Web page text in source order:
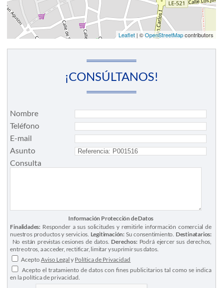
Leaflet| ©OpenStreetMapcontributors
¡CONSÚLTANOS!
Nombre
Teléfono
E-mail
Asunto
Consulta
Información Protección de Datos
Finalidades: Responder a sus solicitudes y remitirle información comercial de
nuestros productos y servicios. Legitimación: Su consentimiento. Destinatarios:
No están previstas cesiones de datos. Derechos:Podrá ejercer sus derechos,
entre otros, a acceder, rectificar, limitar y suprimir sus datos.
AceptoAviso Legal y Política de Privacidad
Acepto el tratamiento de datos con fines publicitarios tal como se indica
en la política de privacidad.